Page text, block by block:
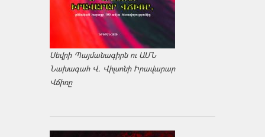
Սեվրի Պայմանագիրն ու ԱՄՆ
Նախագահ Վ. Վիլսոնի Իրավարար
Վճիռը